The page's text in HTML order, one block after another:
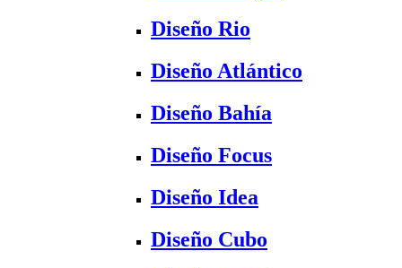
Diseño Rio
Diseño Atlántico
Diseño Bahía
Diseño Focus
Diseño Idea
Diseño Cubo